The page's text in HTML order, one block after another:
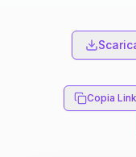
Copia Link